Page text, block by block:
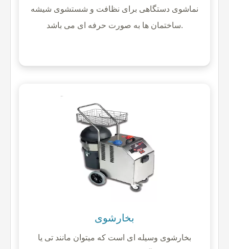
نماشوی دستگاهی برای نظافت و شستشوی شیشه
ساختمان ها به صورت حرفه ای می باشد.
بخارشوی
بخارشوی وسیله ای است که میتوان مانند تی یا